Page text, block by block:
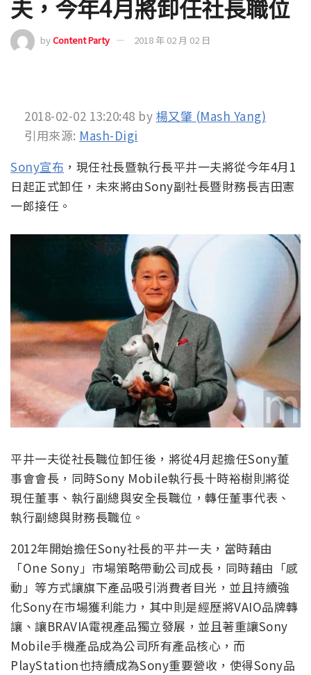
夫，今年4月將卸任社長職位
byContent Party 2018 年 02 月 02 日
2018-02-02 13:20:48 by 楊又肇 (Mash Yang)
引用來源: Mash-Digi
Sony宣布 ，現任社長暨執行長平井一夫將從今年4月1
日起正式卸任，未來將由Sony副社長暨財務長吉田憲
一郎接任。
平井一夫從社長職位卸任後，將從4月起擔任Sony董
事會會長，同時Sony Mobile執行長十時裕樹則將從
現任董事、執行副總與安全長職位，轉任董事代表、
執行副總與財務長職位。
2012年開始擔任Sony社長的平井一夫，當時藉由
「One Sony」市場策略帶動公司成長，同時藉由「感
動」等方式讓旗下產品吸引消費者目光，並且持續強
化Sony在市場獲利能力，其中則是經歷將VAIO品牌轉
讓、讓BRAVIA電視產品獨立發展，並且著重讓Sony
Mobile手機產品成為公司所有產品核心，而
PlayStation也持續成為Sony重要營收，使得Sony品